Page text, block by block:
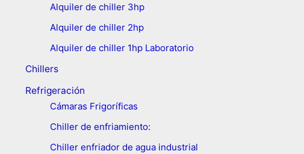
Alquiler de chiller 3hp
Alquiler de chiller 2hp
Alquiler de chiller 1hp Laboratorio
Chillers
Refrigeración
Cámaras Frigoríficas
Chiller de enfriamiento:
Chiller enfriador de agua industrial